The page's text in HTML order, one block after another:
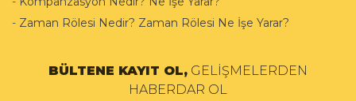
- Zaman Rölesi Nedir? Zaman Rölesi Ne İşe Yarar?
BÜLTENE KAYIT OL, GELİŞMELERDEN
HABERDAR OL